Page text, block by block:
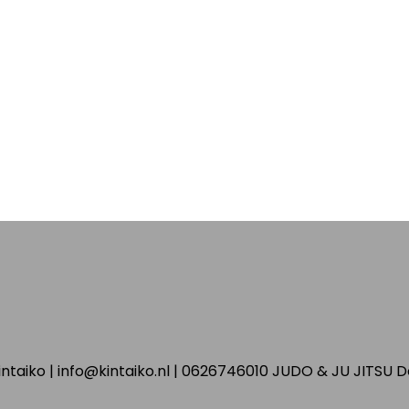
| info@kintaiko.nl | 0626746010 JUDO & JU JITSU